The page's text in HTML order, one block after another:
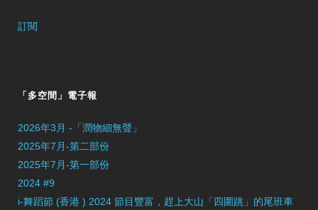
訂閱
「多空間」電子報
2026年3月 -「潤物細無聲」
2025年7月-第二部份
2025年7月-第一部份
2024 #9
i-舞蹈節 (香港 ) 2024 節目豐富，趕上大山「四圍跳」的尾班車